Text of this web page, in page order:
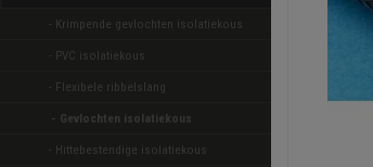
- Krimpende gevlochten isolatiekous
- PVC isolatiekous
- Flexibele ribbelslang
- Gevlochten isolatiekous
- Hittebestendige isolatiekous